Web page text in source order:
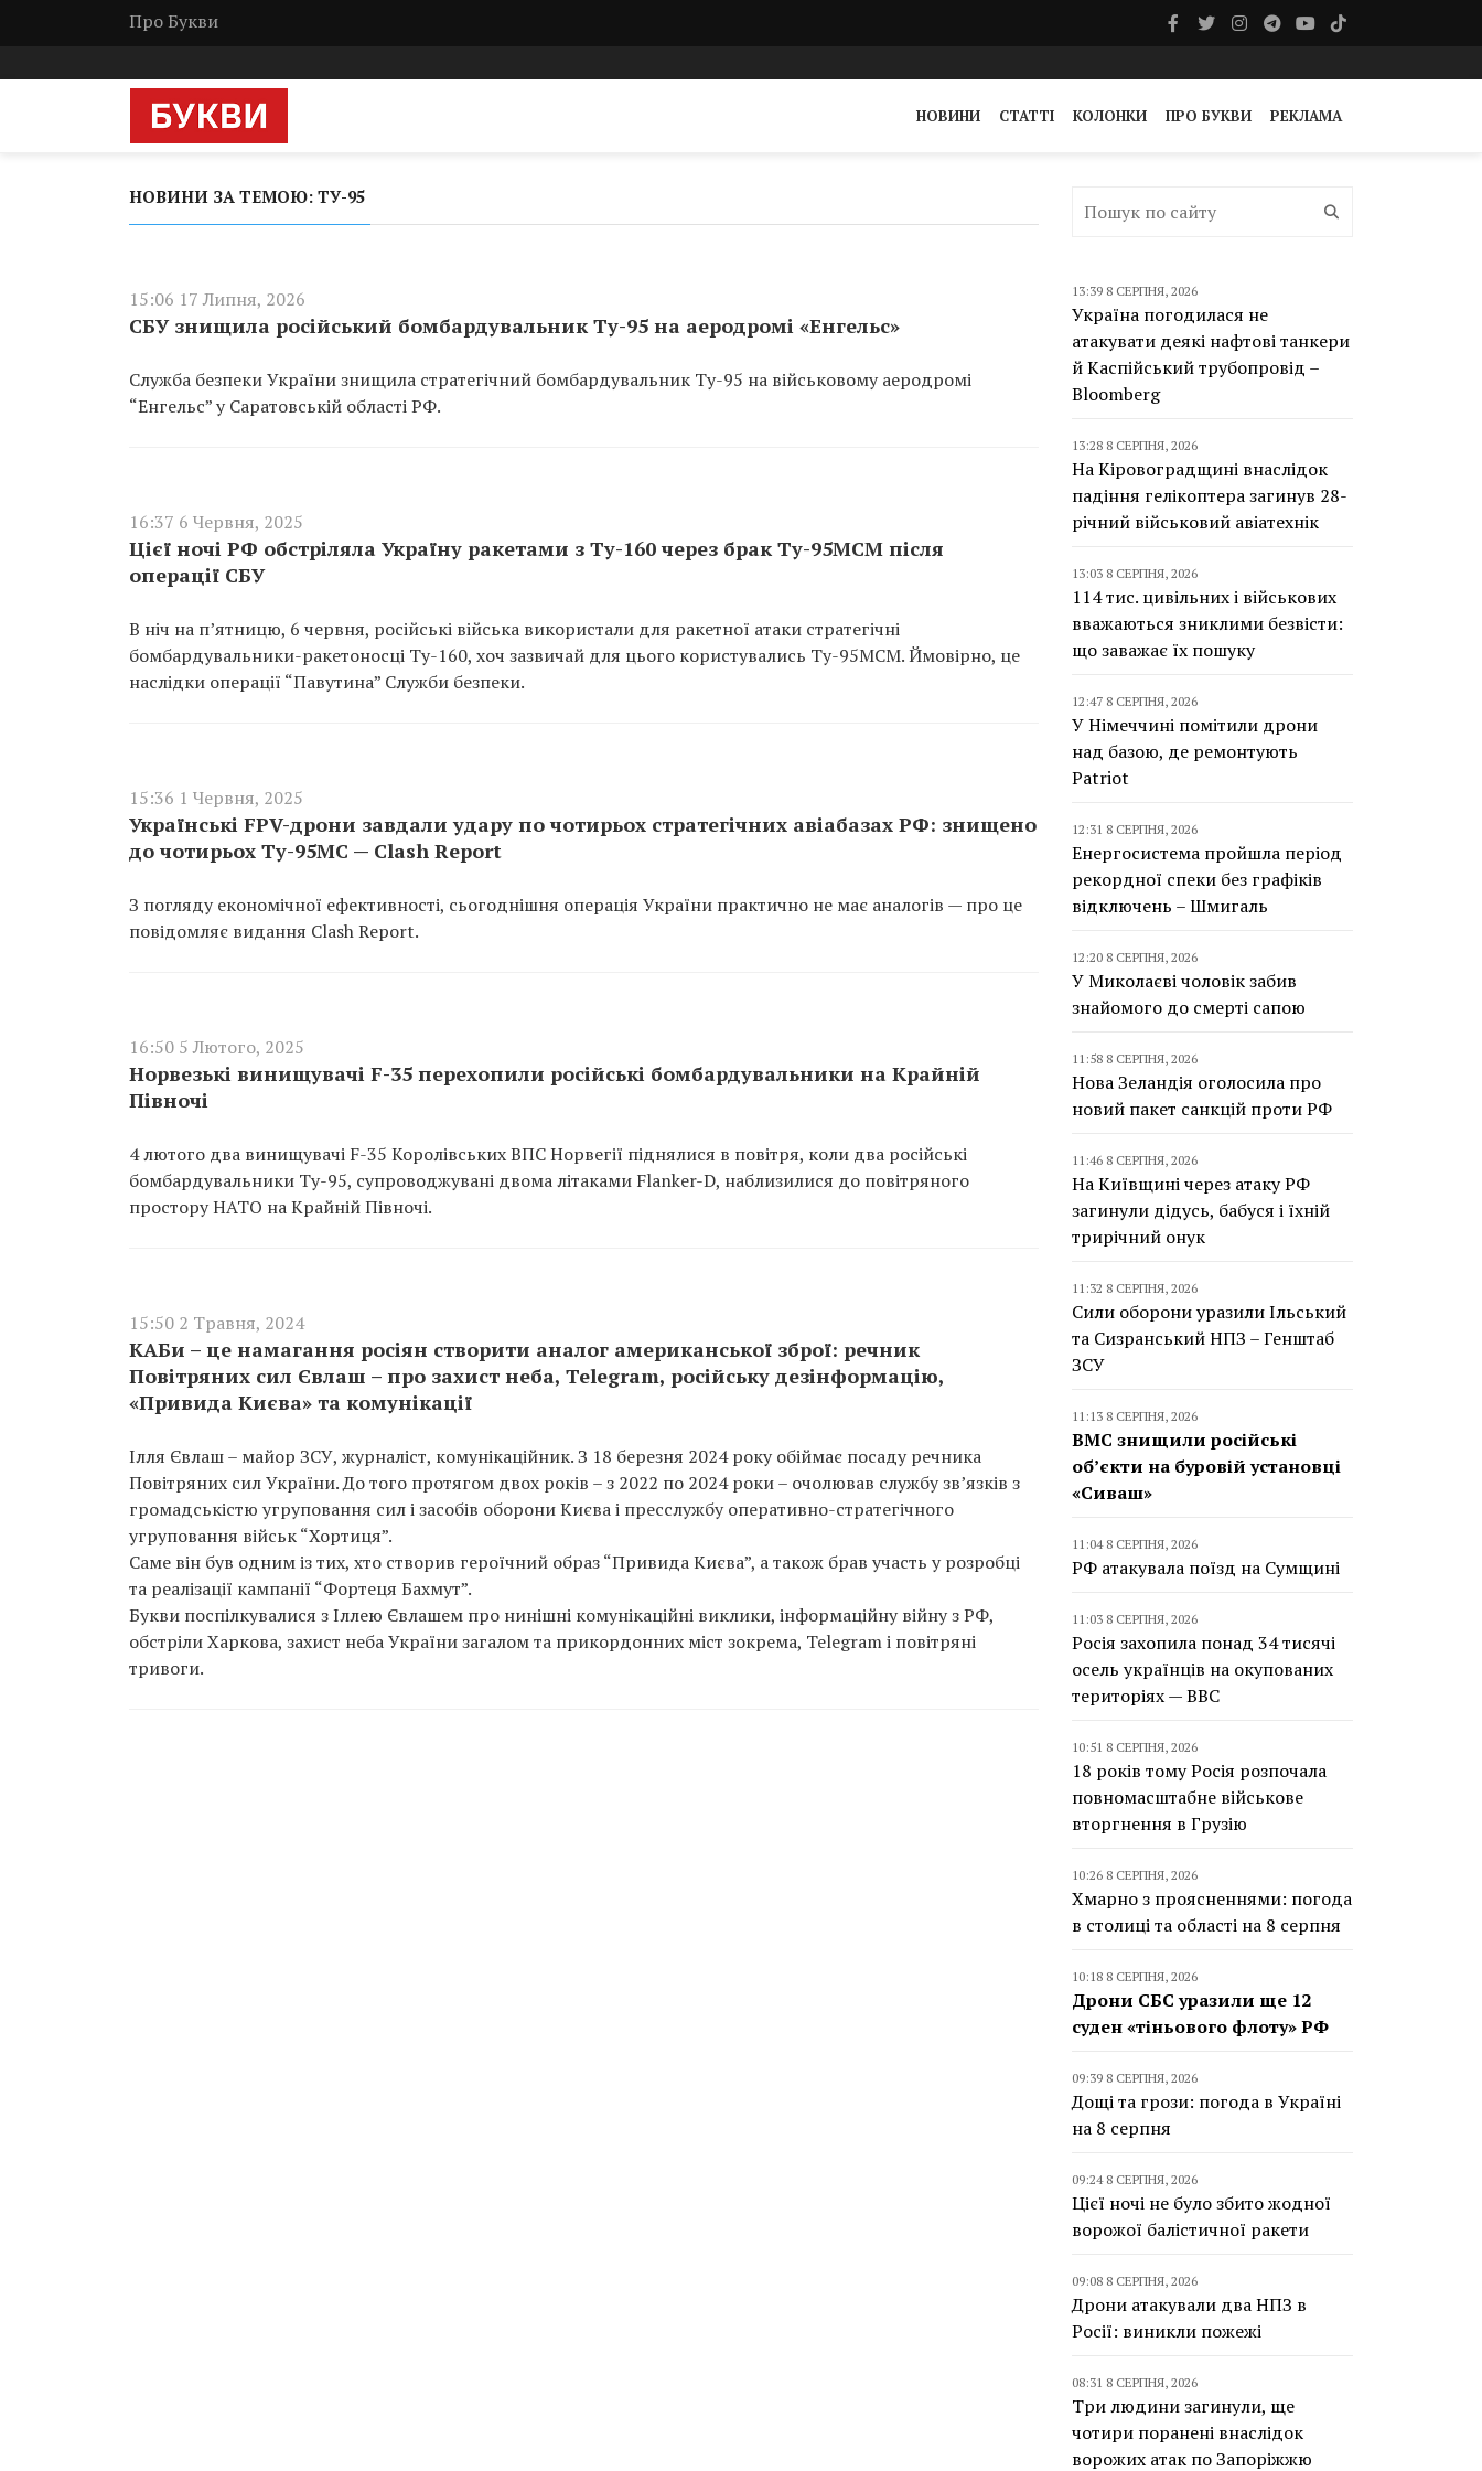
Про Букви
НОВИНИ СТАТТІ КОЛОНКИ ПРО БУКВИ РЕКЛАМА
НОВИНИ ЗА ТЕМОЮ: ТУ-95
15:06 17 Липня, 2026
СБУ знищила російський бомбардувальник Ту-95 на аеродромі «Енгельс»
Служба безпеки України знищила стратегічний бомбардувальник Ту-95 на військовому аеродромі
“Енгельс” у Саратовській області РФ.
16:37 6 Червня, 2025
Цієї ночі РФ обстріляла Україну ракетами з Ту-160 через брак Ту-95МСМ після
операції СБУ
В ніч на п’ятницю, 6 червня, російські війська використали для ракетної атаки стратегічні
бомбардувальники-ракетоносці Ту-160, хоч зазвичай для цього користувались Ту-95МСМ. Ймовірно, це
наслідки операції “Павутина” Служби безпеки.
15:36 1 Червня, 2025
Українські FPV-дрони завдали удару по чотирьох стратегічних авіабазах РФ: знищено
до чотирьох Ту-95МС — Clash Report
З погляду економічної ефективності, сьогоднішня операція України практично не має аналогів — про це
повідомляє видання Clash Report.
16:50 5 Лютого, 2025
Норвезькі винищувачі F-35 перехопили російські бомбардувальники на Крайній
Півночі
4 лютого два винищувачі F-35 Королівських ВПС Норвегії піднялися в повітря, коли два російські
бомбардувальники Ту-95, супроводжувані двома літаками Flanker-D, наблизилися до повітряного
простору НАТО на Крайній Півночі.
15:50 2 Травня, 2024
КАБи – це намагання росіян створити аналог американської зброї: речник
Повітряних сил Євлаш – про захист неба, Telegram, російську дезінформацію,
«Привида Києва» та комунікації
Ілля Євлаш – майор ЗСУ, журналіст, комунікаційник. З 18 березня 2024 року обіймає посаду речника
Повітряних сил України. До того протягом двох років – з 2022 по 2024 роки – очолював службу зв’язків з
громадськістю угруповання сил і засобів оборони Києва і пресслужбу оперативно-стратегічного
угруповання військ “Хортиця”.
Саме він був одним із тих, хто створив героїчний образ “Привида Києва”, а також брав участь у розробці
та реалізації кампанії “Фортеця Бахмут”.
Букви поспілкувалися з Іллею Євлашем про нинішні комунікаційні виклики, інформаційну війну з РФ,
обстріли Харкова, захист неба України загалом та прикордонних міст зокрема, Telegram і повітряні
тривоги.
13:39 8 СЕРПНЯ, 2026
Україна погодилася не
атакувати деякі нафтові танкери
й Каспійський трубопровід –
Bloomberg
13:28 8 СЕРПНЯ, 2026
На Кіровоградщині внаслідок
падіння гелікоптера загинув 28-
річний військовий авіатехнік
13:03 8 СЕРПНЯ, 2026
114 тис. цивільних і військових
вважаються зниклими безвісти:
що заважає їх пошуку
12:47 8 СЕРПНЯ, 2026
У Німеччині помітили дрони
над базою, де ремонтують
Patriot
12:31 8 СЕРПНЯ, 2026
Енергосистема пройшла період
рекордної спеки без графіків
відключень – Шмигаль
12:20 8 СЕРПНЯ, 2026
У Миколаєві чоловік забив
знайомого до смерті сапою
11:58 8 СЕРПНЯ, 2026
Нова Зеландія оголосила про
новий пакет санкцій проти РФ
11:46 8 СЕРПНЯ, 2026
На Київщині через атаку РФ
загинули дідусь, бабуся і їхній
трирічний онук
11:32 8 СЕРПНЯ, 2026
Сили оборони уразили Ільський
та Сизранський НПЗ – Генштаб
ЗСУ
11:13 8 СЕРПНЯ, 2026
ВМС знищили російські
об’єкти на буровій установці
«Сиваш»
11:04 8 СЕРПНЯ, 2026
РФ атакувала поїзд на Сумщині
11:03 8 СЕРПНЯ, 2026
Росія захопила понад 34 тисячі
осель українців на окупованих
територіях — BBC
10:51 8 СЕРПНЯ, 2026
18 років тому Росія розпочала
повномасштабне військове
вторгнення в Грузію
10:26 8 СЕРПНЯ, 2026
Хмарно з проясненнями: погода
в столиці та області на 8 серпня
10:18 8 СЕРПНЯ, 2026
Дрони СБС уразили ще 12
суден «тіньового флоту» РФ
09:39 8 СЕРПНЯ, 2026
Дощі та грози: погода в Україні
на 8 серпня
09:24 8 СЕРПНЯ, 2026
Цієї ночі не було збито жодної
ворожої балістичної ракети
09:08 8 СЕРПНЯ, 2026
Дрони атакували два НПЗ в
Росії: виникли пожежі
08:31 8 СЕРПНЯ, 2026
Три людини загинули, ще
чотири поранені внаслідок
ворожих атак по Запоріжжю